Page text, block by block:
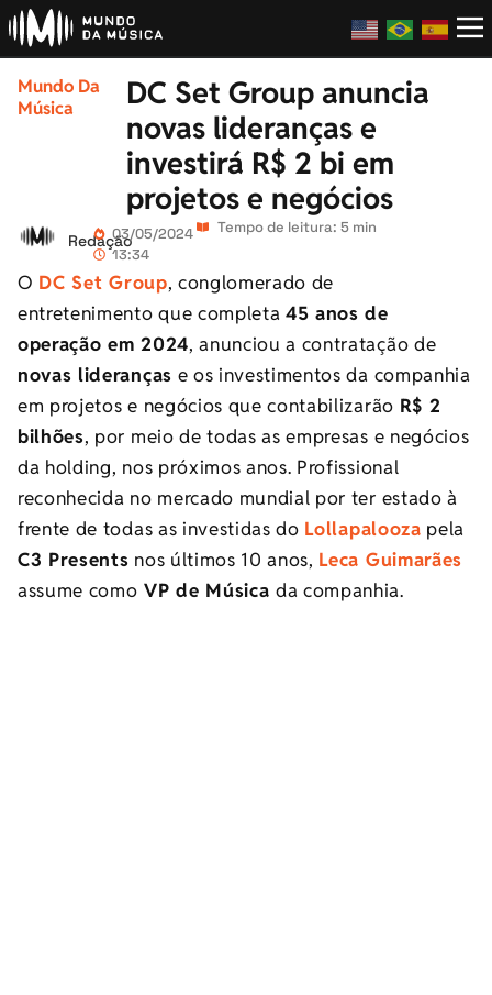
Mundo Da
Música
DC Set Group anuncia
novas lideranças e
investirá R$ 2 bi em
projetos e negócios
Redação03/05/2024
13:34
Tempo de leitura: 5 min
O DC Set Group, conglomerado de
entretenimento que completa45 anos de
operação em 2024, anunciou a contratação de
novas lideranças e os investimentos da companhia
em projetos e negócios que contabilizarão R$ 2
bilhões, por meio de todas as empresas e negócios
da holding, nos próximos anos. Profissional
reconhecida no mercado mundial por ter estado à
frente de todas as investidas do Lollapalooza pela
C3 Presents nos últimos 10 anos, Leca Guimarães
assume como VP de Músicada companhia.